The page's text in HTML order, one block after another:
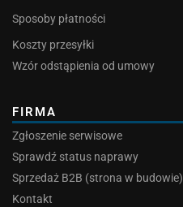
Sposoby płatności
Koszty przesyłki
Wzór odstąpienia od umowy
FIRMA
Zgłoszenie serwisowe
Sprawdź status naprawy
Sprzedaż B2B (strona w budowie)
Kontakt